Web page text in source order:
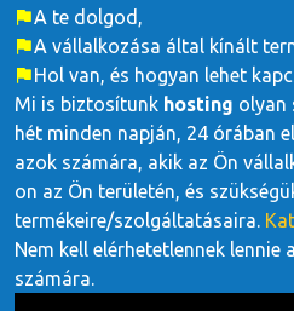
A te dolgod,
A vállalkozása által kínált
Hol van, és hogyan lehet
Mi is biztosítunk hosting olyan
hét minden napján, 24 órában
azok számára, akik az Ön
on az Ön területén, és
termékeire/szolgáltatásaira.
Nem kell elérhetetlennek lennie
számára.